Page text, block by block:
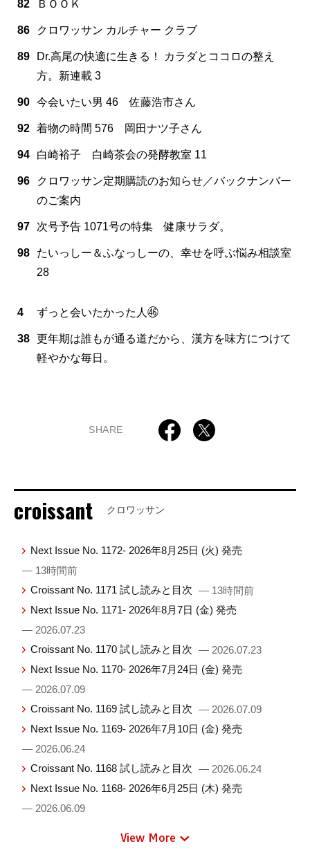
82 ＢＯＯＫ
86 クロワッサン カルチャー クラブ
89
Dr.高尾の快適に生きる！ カラダとココロの整え
方。新連載 3
90 今会いたい男 46 佐藤浩市さん
92 着物の時間 576 岡田ナツ子さん
94 白崎裕子 白崎茶会の発酵教室 11
96
クロワッサン定期購読のお知らせ／バックナンバー
のご案内
97 次号予告 1071号の特集 健康サラダ。
98
たいっしー＆ふなっしーの、幸せを呼ぶ悩み相談室
28
4 ずっと会いたかった人㊻
38 更年期は誰もが通る道だから、漢方を味方につけて
軽やかな毎日。
SHARE
croissant クロワッサン
Next Issue No. 1172- 2026年8月25日 (火) 発売
— 13時間前
Croissant No. 1171 試し読みと目次 — 13時間前
Next Issue No. 1171- 2026年8月7日 (金) 発売
— 2026.07.23
Croissant No. 1170 試し読みと目次 — 2026.07.23
Next Issue No. 1170- 2026年7月24日 (金) 発売
— 2026.07.09
Croissant No. 1169 試し読みと目次 — 2026.07.09
Next Issue No. 1169- 2026年7月10日 (金) 発売
— 2026.06.24
Croissant No. 1168 試し読みと目次 — 2026.06.24
Next Issue No. 1168- 2026年6月25日 (木) 発売
— 2026.06.09
View More